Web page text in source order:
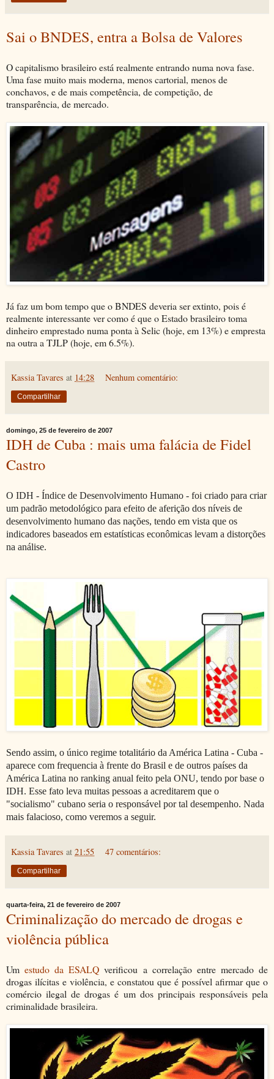
Sai o BNDES, entra a Bolsa de Valores
O capitalismo brasileiro está realmente entrando numa nova fase.
Uma fase muito mais moderna, menos cartorial, menos de
conchavos, e de mais competência, de competição, de
transparência, de mercado.
Já faz um bom tempo que o BNDES deveria ser extinto, pois é
realmente interessante ver como é que o Estado brasileiro toma
dinheiro emprestado numa ponta à Selic (hoje, em 13%) e empresta
na outra a TJLP (hoje, em 6.5%).
Kassia Tavares at 14:28 Nenhum comentário:
Compartilhar
domingo, 25 de fevereiro de 2007
IDH de Cuba : mais uma falácia de Fidel
Castro
O IDH - Índice de Desenvolvimento Humano - foi criado para criar
um padrão metodológico para efeito de aferição dos níveis de
desenvolvimento humano das nações, tendo em vista que os
indicadores baseados em estatísticas econômicas levam a distorções
na análise.
Sendo assim, o único regime totalitário da América Latina - Cuba -
aparece com frequencia à frente do Brasil e de outros países da
América Latina no ranking anual feito pela ONU, tendo por base o
IDH. Esse fato leva muitas pessoas a acreditarem que o
"socialismo" cubano seria o responsável por tal desempenho. Nada
mais falacioso, como veremos a seguir.
Kassia Tavares at 21:55 47 comentários:
Compartilhar
quarta-feira, 21 de fevereiro de 2007
Criminalização do mercado de drogas e
violência pública
Umestudo da ESALQ verificou a correlação entre mercado de
drogas ilícitas e violência, e constatou que é possível afirmar que o
comércio ilegal de drogas é um dos principais responsáveis pela
criminalidade brasileira.